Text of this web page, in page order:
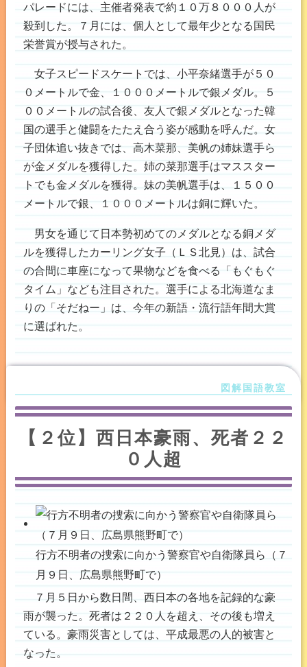
パレードには、主催者発表で約１０万８０００人が
殺到した。７月には、個人として最年少となる国民
栄誉賞が授与された。
女子スピードスケートでは、小平奈緒選手が５０
０メートルで金、１０００メートルで銀メダル。５
００メートルの試合後、友人で銀メダルとなった韓
国の選手と健闘をたたえ合う姿が感動を呼んだ。女
子団体追い抜きでは、高木菜那、美帆の姉妹選手ら
が金メダルを獲得した。姉の菜那選手はマススター
トでも金メダルを獲得。妹の美帆選手は、１５００
メートルで銀、１０００メートルは銅に輝いた。
男女を通じて日本勢初めてのメダルとなる銅メダ
ルを獲得したカーリング女子（ＬＳ北見）は、試合
の合間に車座になって果物などを食べる「もぐもぐ
タイム」なども注目された。選手による北海道なま
りの「そだねー」は、今年の新語・流行語年間大賞
に選ばれた。
【２位】西日本豪雨、死者２２
０人超
行方不明者の捜索に向かう警察官や自衛隊員ら（７
月９日、広島県熊野町で）
７月５日から数日間、西日本の各地を記録的な豪
雨が襲った。死者は２２０人を超え、その後も増え
ている。豪雨災害としては、平成最悪の人的被害と
なった。